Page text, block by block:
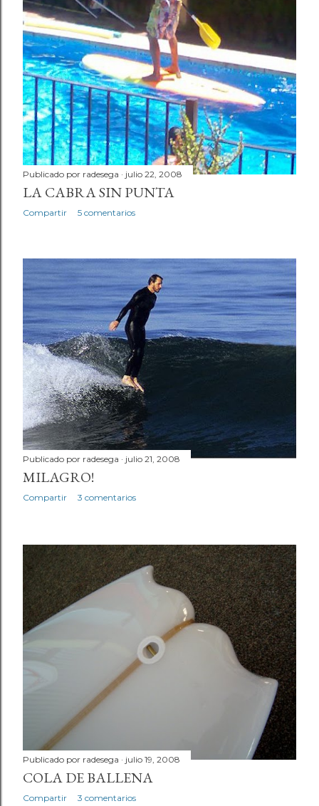
Publicado por radesega julio 22, 2008
LA CABRA SIN PUNTA
Compartir 5 comentarios
Publicado por radesega julio 21, 2008
MILAGRO!
Compartir 3 comentarios
Publicado por radesega julio 19, 2008
COLA DE BALLENA
Compartir 3 comentarios